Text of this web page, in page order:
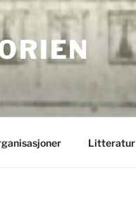
Litteratur